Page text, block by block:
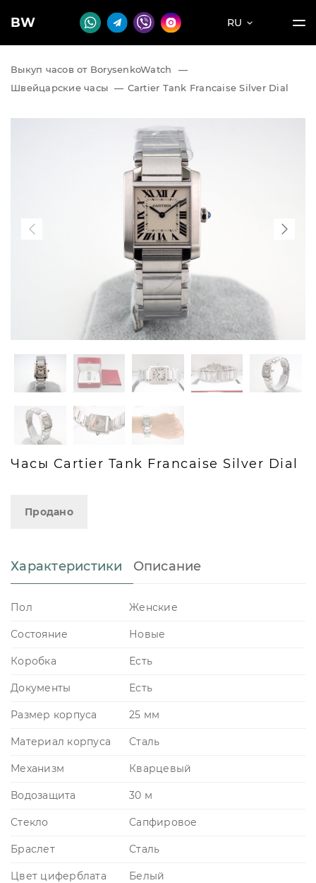
BW RU
Выкуп часов от BorysenkoWatch
—
Швейцарские часы — Cartier Tank Francaise Silver Dial
Часы Cartier Tank Francaise Silver Dial
Продано
Характеристики Описание
Пол Женские
Состояние Новые
Коробка Есть
Документы Есть
Размер корпуса 25 мм
Материал корпуса Сталь
Механизм Кварцевый
Водозащита 30 м
Стекло Сапфировое
Браслет Сталь
Цвет циферблата Белый